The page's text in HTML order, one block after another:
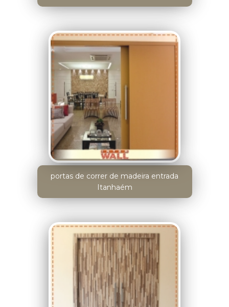
portas de correr de madeira entrada
Itanhaém